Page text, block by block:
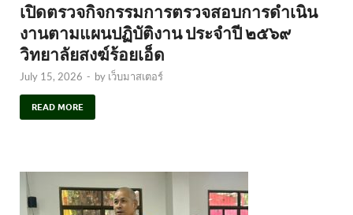
เปิดตรวจกิจกรรมการตรวจสอบการดำเนิน
งานตามแผนปฏิบัติงาน ประจำปี ๒๕๖๙
วิทยาลัยสงฆ์ร้อยเอ็ด
July 15, 2026 - by เว็บมาสเตอร์
READ MORE